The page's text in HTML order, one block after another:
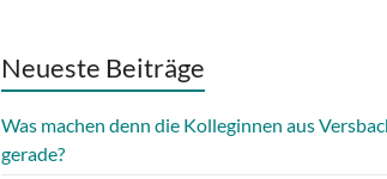
Neueste Beiträge
Was machen denn die Kolleginnen aus
gerade?